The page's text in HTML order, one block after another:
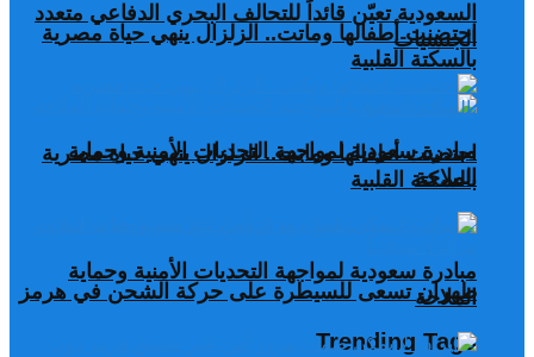
احتضنت أطفالها وماتت.. الزلزال ينهي حياة مصرية
بالسكتة القلبية
مبادرة سعودية لمواجهة التحديات الأمنية وحماية
الملاحة
طهران تسعى للسيطرة على حركة الشحن في هرمز
Trending Tags
السعودية تعيّن قائداً للتحالف البحري الدفاعي متعدد
الجنسيات
احتضنت أطفالها وماتت.. الزلزال ينهي حياة مصرية
بالسكتة القلبية
مبادرة سعودية لمواجهة التحديات الأمنية وحماية
الملاحة